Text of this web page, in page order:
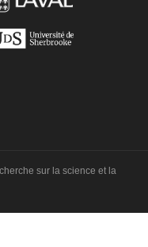
sur la science et la